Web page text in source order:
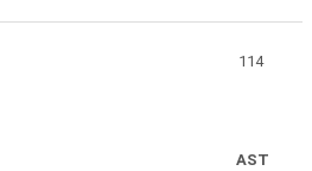
114
AST